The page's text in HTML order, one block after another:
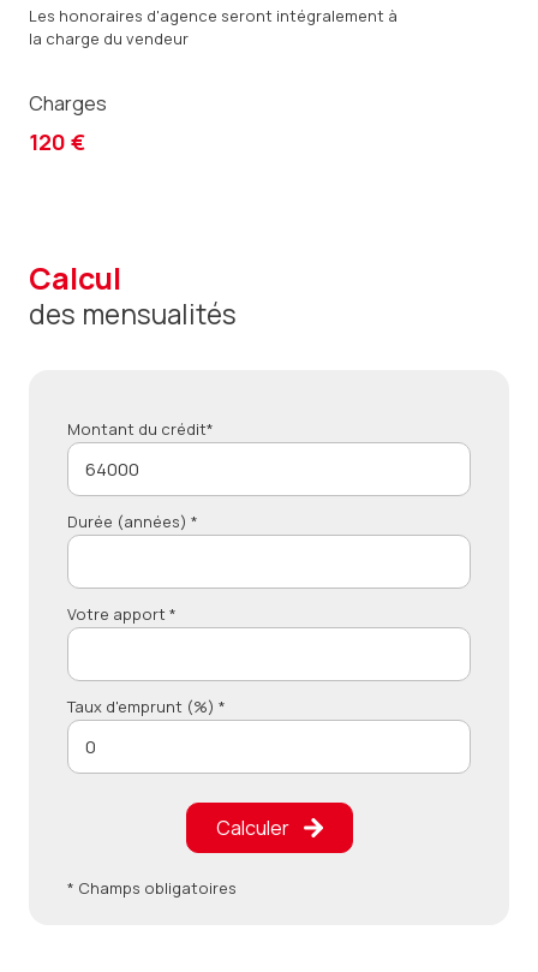
Les honoraires d'agence seront intégralement à
la charge du vendeur
Charges
120 €
calcul
des mensualités
Montant du crédit*
Durée (années) *
Votre apport *
Taux d'emprunt (%) *
Calculer
* Champs obligatoires